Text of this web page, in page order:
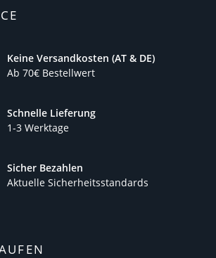
Keine Versandkosten (AT & DE)
Ab 70€ Bestellwert
Schnelle Lieferung
1-3 Werktage
Sicher Bezahlen
Aktuelle Sicherheitsstandards